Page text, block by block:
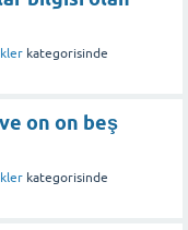
kategorisinde
on on beş
kategorisinde